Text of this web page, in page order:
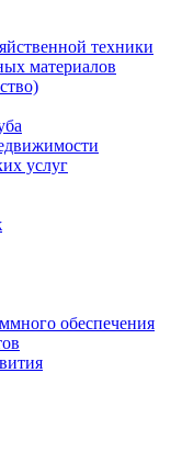
техники
материалов
услуг
обеспечения